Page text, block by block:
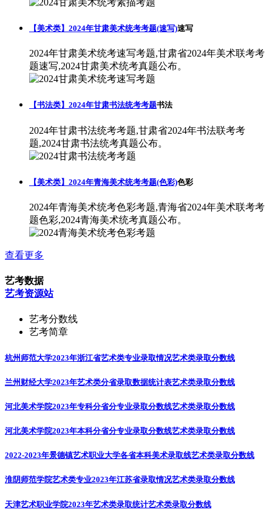
【美术类】2024年甘肃美术统考考题(速写)速写
2024年甘肃美术统考速写考题,甘肃省2024年美术联考考
题速写,2024甘肃美术统考真题公布。
【书法类】2024年甘肃书法统考考题书法
2024年甘肃书法统考考题,甘肃省2024年书法联考考
题,2024甘肃书法统考真题公布。
【美术类】2024年青海美术统考考题(色彩)色彩
2024年青海美术统考色彩考题,青海省2024年美术联考考
题色彩,2024青海美术统考真题公布。
查看更多
艺考数据
艺考资源站
艺考分数线
艺考简章
杭州师范大学2023年浙江省艺术类专业录取情况艺术类录取分数线
兰州财经大学2023年艺术类分省录取数据统计表艺术类录取分数线
河北美术学院2023年专科分省分专业录取分数线艺术类录取分数线
河北美术学院2023年本科分省分专业录取分数线艺术类录取分数线
2022-2023年景德镇艺术职业大学各省本科美术录取线艺术类录取分数线
淮阴师范学院艺术类专业2023年江苏省录取情况艺术类录取分数线
天津艺术职业学院2023年艺术类录取统计艺术类录取分数线